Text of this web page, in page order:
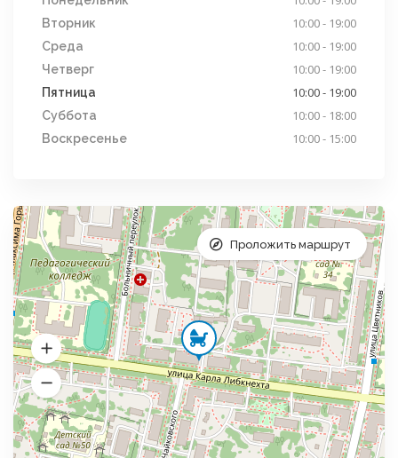
Вторник 10:00 - 19:00
Среда 10:00 - 19:00
Четверг 10:00 - 19:00
Пятница 10:00 - 19:00
Суббота 10:00 - 18:00
Воскресенье 10:00 - 15:00
Проложить маршрут